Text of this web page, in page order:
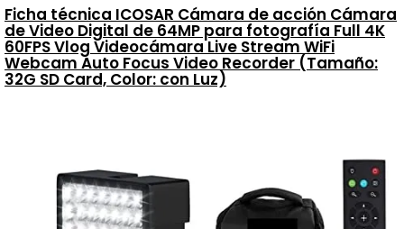
Ficha técnica ICOSAR Cámara de acción Cámara
de Video Digital de 64MP para fotografía Full 4K
60FPS Vlog Videocámara Live Stream WiFi
Webcam Auto Focus Video Recorder (Tamaño:
32G SD Card, Color: con Luz)